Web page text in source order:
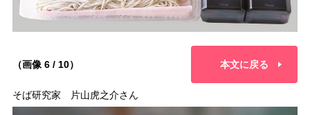
（画像 6 / 10） 本文に戻る
そば研究家 片山虎之介さん